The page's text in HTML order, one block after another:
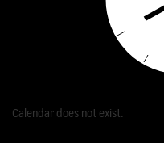
Calendar does not exist.